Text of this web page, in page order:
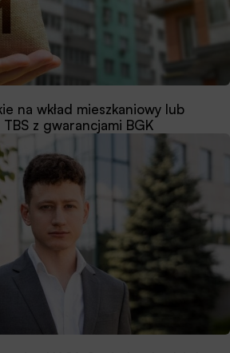
na wkład mieszkaniowy lub
z gwarancjami BGK